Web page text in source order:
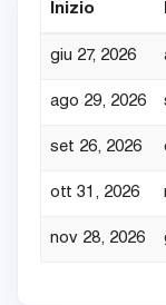
Inizio
giu 27, 2026
ago 29, 2026
set 26, 2026
ott 31, 2026
nov 28, 2026